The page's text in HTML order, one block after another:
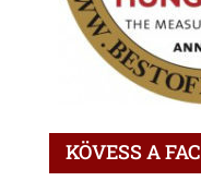
KÖVESS A